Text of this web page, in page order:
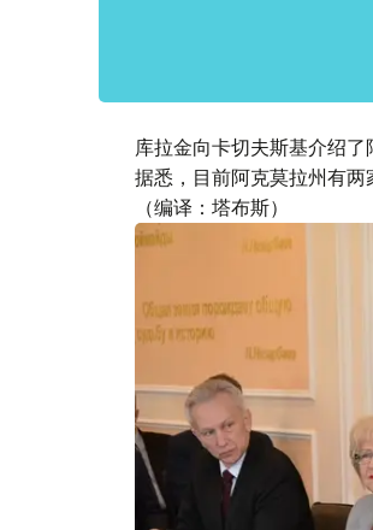
库拉金向卡切夫斯基介绍了
据悉，目前阿克莫拉州有两
（编译：塔布斯）